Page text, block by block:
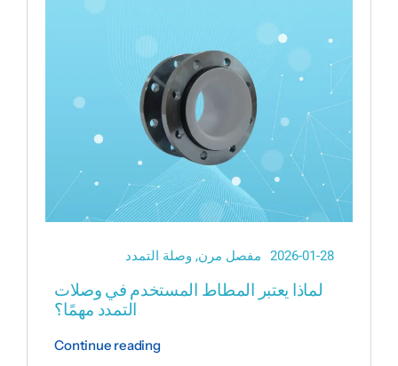
2026-01-28 مفصل مرن, وصلة التمدد
لماذا يعتبر المطاط المستخدم في وصلات
التمدد مهمًا؟
Continue reading